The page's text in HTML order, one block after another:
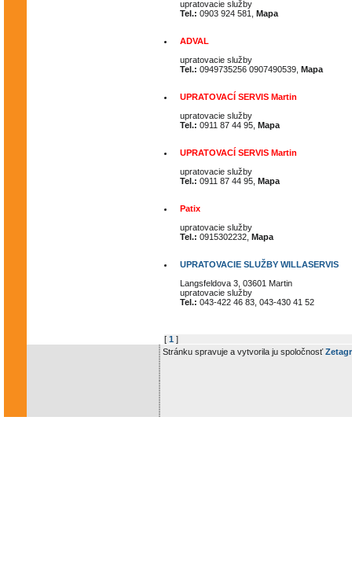
upratovacie služby
Tel.: 0903 924 581, Mapa
ADVAL
upratovacie služby
Tel.: 0949735256 0907490539, Mapa
UPRATOVACÍ SERVIS Martin
upratovacie služby
Tel.: 0911 87 44 95, Mapa
UPRATOVACÍ SERVIS Martin
upratovacie služby
Tel.: 0911 87 44 95, Mapa
Patix
upratovacie služby
Tel.: 0915302232, Mapa
UPRATOVACIE SLUŽBY WILLASERVIS
Langsfeldova 3, 03601 Martin
upratovacie služby
Tel.: 043-422 46 83, 043-430 41 52
[ 1 ]
Stránku spravuje a vytvorila ju spoločnosť